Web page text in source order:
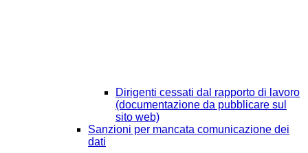
Dirigenti cessati dal rapporto di lavoro
(documentazione da pubblicare sul
sito web)
Sanzioni per mancata comunicazione dei
dati